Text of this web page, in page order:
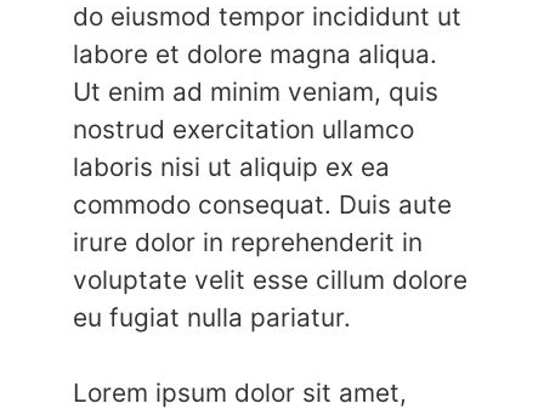
do eiusmod tempor incididunt ut
labore et dolore magna aliqua.
Ut enim ad minim veniam, quis
nostrud exercitation ullamco
laboris nisi ut aliquip ex ea
commodo consequat. Duis aute
irure dolor in reprehenderit in
voluptate velit esse cillum dolore
eu fugiat nulla pariatur.
Lorem ipsum dolor sit amet,